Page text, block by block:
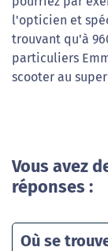
l'opticien et
trouvant qu'à
particuliers
scooter au
Vous avez
réponses :
Où se